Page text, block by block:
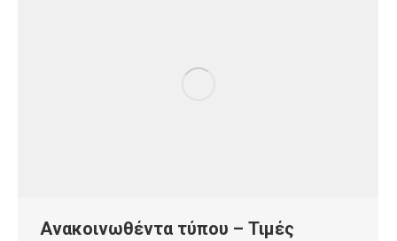
Ανακοινωθέντα τύπου – Τιμές